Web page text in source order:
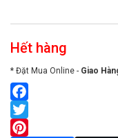
Hết hàng
* Đặt Mua Online - Giao
Facebook
Twitter